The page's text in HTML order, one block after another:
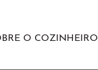
O COZINHEIRO